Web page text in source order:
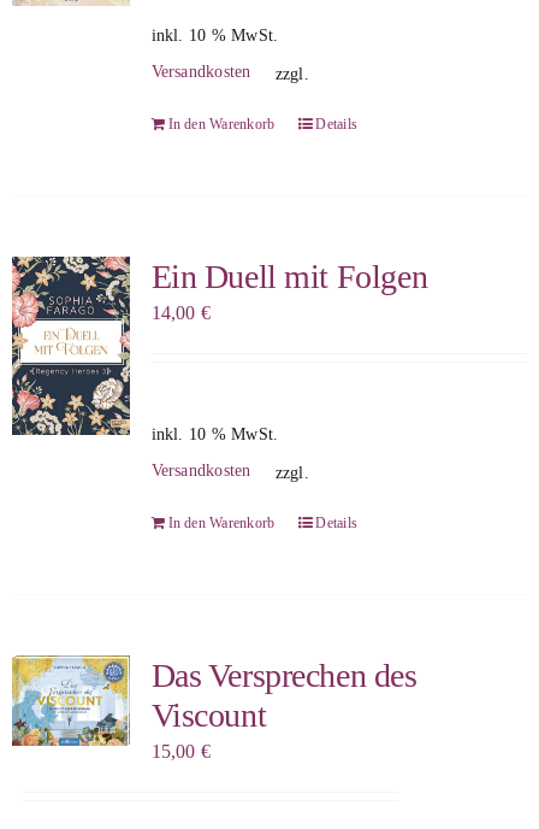
inkl. 10 % MwSt.
zzgl.
Versandkosten
In den Warenkorb Details
Ein Duell mit Folgen
14,00 €
inkl. 10 % MwSt.
zzgl.
Versandkosten
In den Warenkorb Details
Das Versprechen des
Viscount
15,00 €